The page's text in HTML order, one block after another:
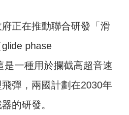
正在推動聯合研發「滑
phase
是一種用於攔截高超音速
彈，兩國計劃在2030年
的研發。